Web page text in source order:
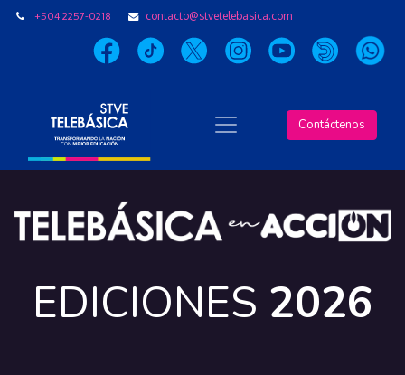
+504 2257-0218 contacto@stvetelebasica.com
Contáctenos
EDICIONES 2026